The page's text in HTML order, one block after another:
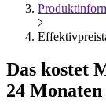
Das kostet
24 Monaten